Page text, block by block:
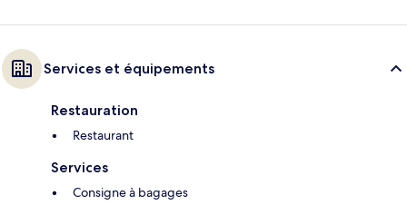
Services et équipements
Restauration
Restaurant
Services
Consigne à bagages